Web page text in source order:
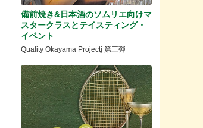
備前焼き&日本酒のソムリエ向けマ
スタークラスとテイスティング・
イベント
Quality Okayama Projectj 第三弾